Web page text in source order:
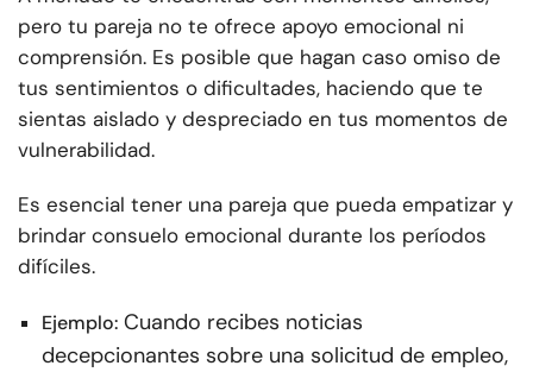
pero tu pareja no te ofrece apoyo emocional ni
comprensión. Es posible que hagan caso omiso de
tus sentimientos o dificultades, haciendo que te
sientas aislado y despreciado en tus momentos de
vulnerabilidad.
Es esencial tener una pareja que pueda empatizar y
brindar consuelo emocional durante los períodos
difíciles.
Ejemplo: Cuando recibes noticias
decepcionantes sobre una solicitud de empleo,